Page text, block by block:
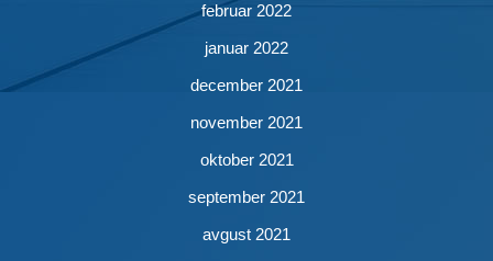
februar 2022
januar 2022
december 2021
november 2021
oktober 2021
september 2021
avgust 2021